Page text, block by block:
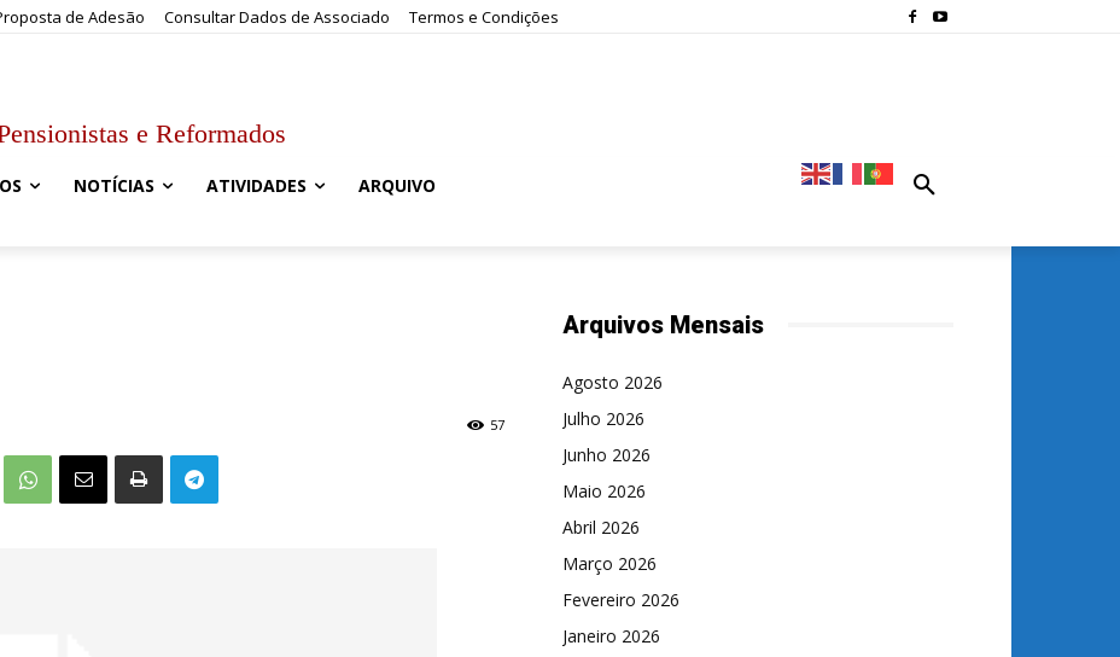
de Adesão Consultar Dados de Associado Termos e Condições
e Reformados
NOTÍCIAS ATIVIDADES ARQUIVO
57
Arquivos Mensais
Agosto 2026
Julho 2026
Junho 2026
Maio 2026
Abril 2026
Março 2026
Fevereiro 2026
Janeiro 2026